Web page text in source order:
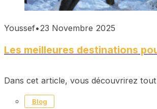
Youssef•23 Novembre 2025
Les meilleures destinations
Dans cet article, vous découvrirez
Blog